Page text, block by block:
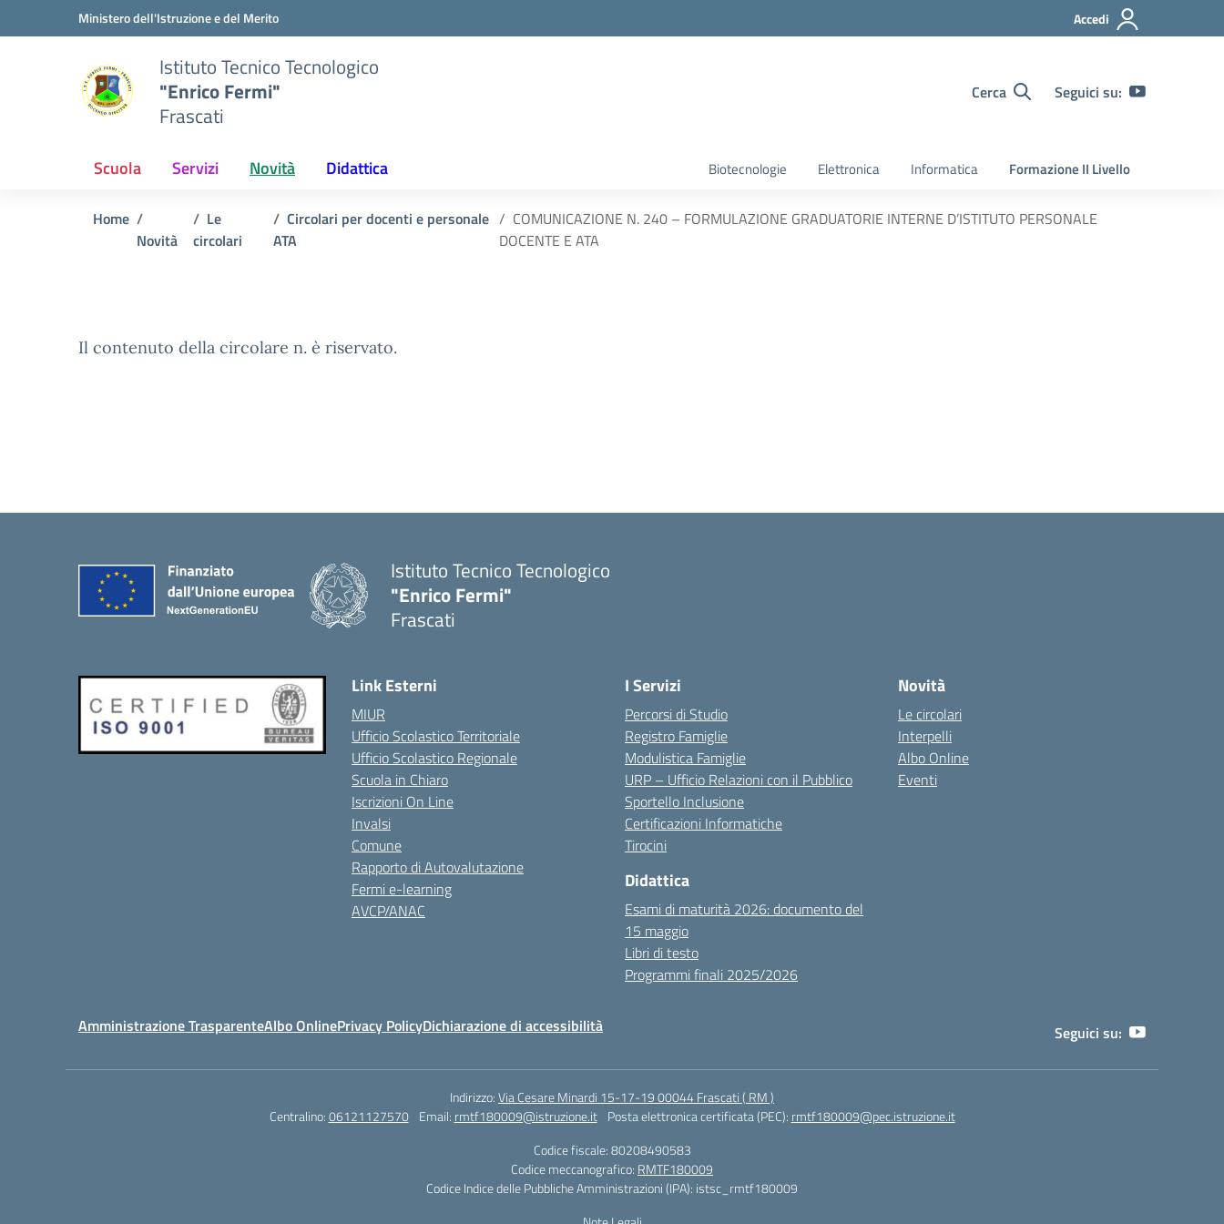
Vai ai contenuti
Vai al menu di navigazioneMinistero dell'Istruzione e del Merito Accedi
Istituto Tecnico Tecnologico
"Enrico Fermi"
Frascati
Cerca Seguici su:
Scuola Servizi Novità Didattica Biotecnologie Elettronica Informatica Formazione II Livello
Home
Novità
Le
circolari
Circolari per docenti e personale
ATA
COMUNICAZIONE N. 240 – FORMULAZIONE GRADUATORIE INTERNE D’ISTITUTO PERSONALE
DOCENTE E ATA
Il contenuto della circolare n. è riservato.
Istituto Tecnico Tecnologico
"Enrico Fermi"
Frascati
Link Esterni
MIUR
Ufficio Scolastico Territoriale
Ufficio Scolastico Regionale
Scuola in Chiaro
Iscrizioni On Line
Invalsi
Comune
Rapporto di Autovalutazione
Fermi e-learning
AVCP/ANAC
I Servizi
Percorsi di Studio
Registro Famiglie
Modulistica Famiglie
URP – Ufficio Relazioni con il Pubblico
Sportello Inclusione
Certificazioni Informatiche
Tirocini
Didattica
Esami di maturità 2026: documento del
15 maggio
Libri di testo
Programmi finali 2025/2026
Novità
Le circolari
Interpelli
Albo Online
Eventi
Amministrazione TrasparenteAlbo OnlinePrivacy PolicyDichiarazione di accessibilità Seguici su:
Indirizzo:Via Cesare Minardi 15-17-19 00044 Frascati ( RM )
Centralino:06121127570 Email: rmtf180009@istruzione.it Posta elettronica certificata (PEC): rmtf180009@pec.istruzione.it
Codice fiscale: 80208490583
Codice meccanografico: RMTF180009
Codice Indice delle Pubbliche Amministrazioni (IPA): istsc_rmtf180009